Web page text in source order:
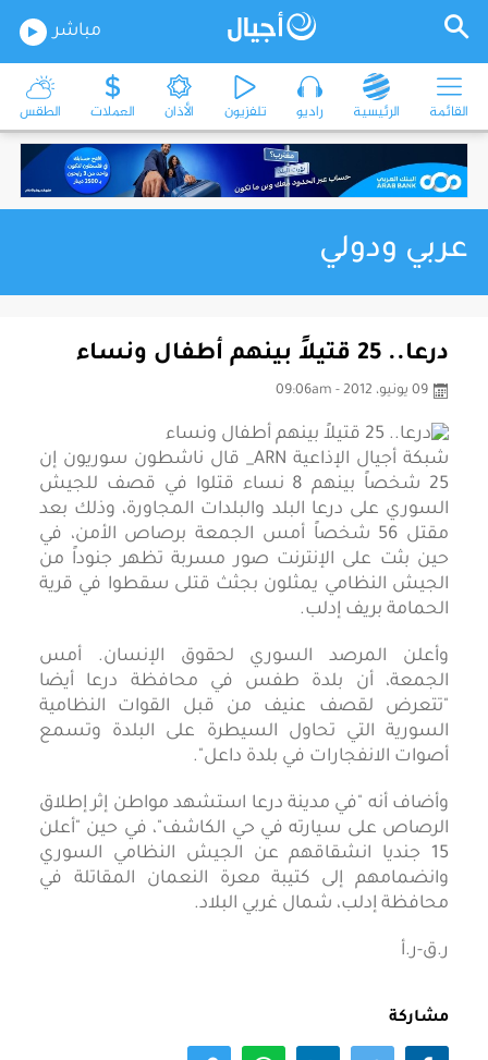
مباشر
القائمة الرئيسية راديو تلفزيون الأذان العملات الطقس
عربي ودولي
درعا.. 25 قتيلاً بينهم أطفال ونساء
09 يونيو، 2012 - 09:06am
شبكة أجيال الإذاعية ARN_ قال ناشطون سوريون إن
25 شخصاً بينهم 8 نساء قتلوا في قصف للجيش
السوري على درعا البلد والبلدات المجاورة، وذلك بعد
مقتل 56 شخصاً أمس الجمعة برصاص الأمن، في
حين بثت على الإنترنت صور مسربة تظهر جنوداً من
الجيش النظامي يمثلون بجثث قتلى سقطوا في قرية
الحمامة بريف إدلب.
وأعلن المرصد السوري لحقوق الإنسان. أمس
الجمعة، أن بلدة طفس في محافظة درعا أيضا
"تتعرض لقصف عنيف من قبل القوات النظامية
السورية التي تحاول السيطرة على البلدة وتسمع
أصوات الانفجارات في بلدة داعل".
وأضاف أنه "في مدينة درعا استشهد مواطن إثر إطلاق
الرصاص على سيارته في حي الكاشف"، في حين "أعلن
15 جنديا انشقاقهم عن الجيش النظامي السوري
وانضمامهم إلى كتيبة معرة النعمان المقاتلة في
محافظة إدلب، شمال غربي البلاد.
ر.ق-ر.أ
مشاركة